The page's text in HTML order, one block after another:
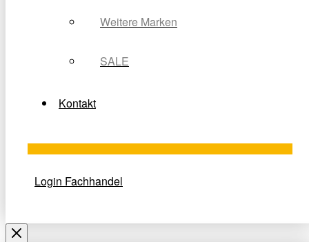
Weitere Marken
SALE
Kontakt
Login Fachhandel